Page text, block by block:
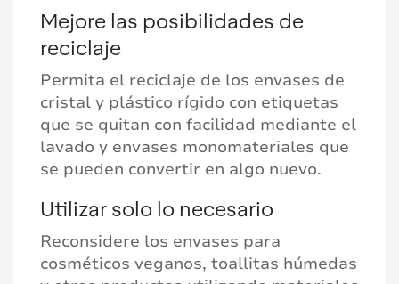
Mejore las posibilidades de
reciclaje
Permita el reciclaje de los envases de
cristal y plástico rígido con etiquetas
que se quitan con facilidad mediante el
lavado y envases monomateriales que
se pueden convertir en algo nuevo.
Utilizar solo lo necesario
Reconsidere los envases para
cosméticos veganos, toallitas húmedas